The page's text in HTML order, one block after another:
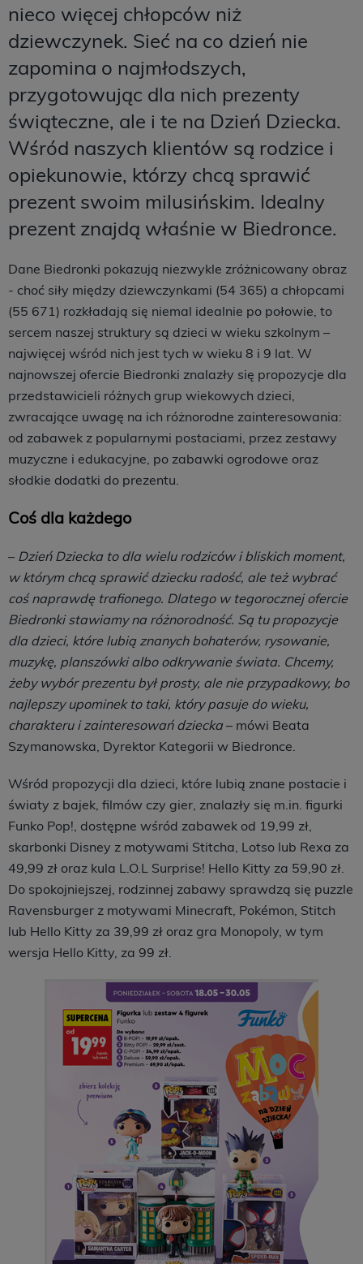
nieco więcej chłopców niż
dziewczynek. Sieć na co dzień nie
zapomina o najmłodszych,
przygotowując dla nich prezenty
świąteczne, ale i te na Dzień Dziecka.
Wśród naszych klientów są rodzice i
opiekunowie, którzy chcą sprawić
prezent swoim milusińskim. Idealny
prezent znajdą właśnie w Biedronce. ​
Dane Biedronki pokazują niezwykle zróżnicowany obraz
- choć siły między dziewczynkami (54 365) a chłopcami
(55 671) rozkładają się niemal idealnie po połowie, to
sercem naszej struktury są dzieci w wieku szkolnym –
najwięcej wśród nich jest tych w wieku 8 i 9 lat. W
najnowszej ofercie Biedronki znalazły się propozycje dla
przedstawicieli różnych grup wiekowych dzieci,
zwracające uwagę na ich różnorodne zainteresowania:
od zabawek z popularnymi postaciami, przez zestawy
muzyczne i edukacyjne, po zabawki ogrodowe oraz
słodkie dodatki do prezentu.
Coś dla każdego
– Dzień Dziecka to dla wielu rodziców i bliskich moment,
w którym chcą sprawić dziecku radość, ale też wybrać
coś naprawdę trafionego. Dlatego w tegorocznej ofercie
Biedronki stawiamy na różnorodność. Są tu propozycje
dla dzieci, które lubią znanych bohaterów, rysowanie,
muzykę, planszówki albo odkrywanie świata. Chcemy,
żeby wybór prezentu był prosty, ale nie przypadkowy, bo
najlepszy upominek to taki, który pasuje do wieku,
charakteru i zainteresowań dziecka– mówi Beata
Szymanowska, Dyrektor Kategorii w Biedronce.
Wśród propozycji dla dzieci, które lubią znane postacie i
światy z bajek, filmów czy gier, znalazły się m.in. figurki
Funko Pop!, dostępne wśród zabawek od 19,99 zł,
skarbonki Disney z motywami Stitcha, Lotso lub Rexa za
49,99 zł oraz kula L.O.L Surprise! Hello Kitty za 59,90 zł.
Do spokojniejszej, rodzinnej zabawy sprawdzą się puzzle
Ravensburger z motywami Minecraft, Pokémon, Stitch
lub Hello Kitty za 39,99 zł oraz gra Monopoly, w tym
wersja Hello Kitty, za 99 zł.